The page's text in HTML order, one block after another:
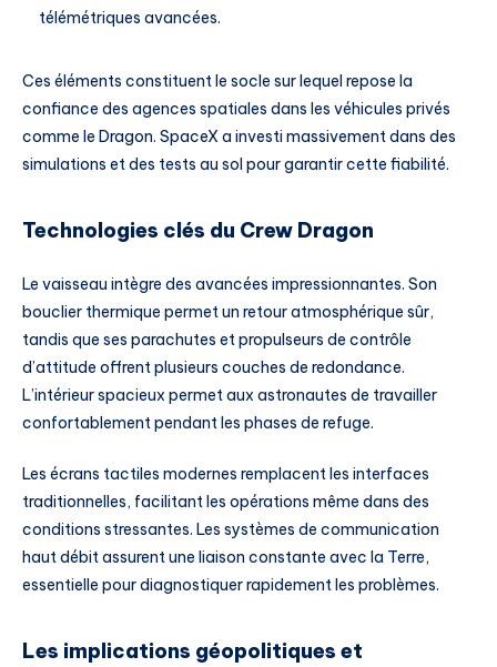
télémétriques avancées.
Ces éléments constituent le socle sur lequel repose la
confiance des agences spatiales dans les véhicules privés
comme le Dragon. SpaceX a investi massivement dans des
simulations et des tests au sol pour garantir cette fiabilité.
Technologies clés du Crew Dragon
Le vaisseau intègre des avancées impressionnantes. Son
bouclier thermique permet un retour atmosphérique sûr,
tandis que ses parachutes et propulseurs de contrôle
d’attitude offrent plusieurs couches de redondance.
L’intérieur spacieux permet aux astronautes de travailler
confortablement pendant les phases de refuge.
Les écrans tactiles modernes remplacent les interfaces
traditionnelles, facilitant les opérations même dans des
conditions stressantes. Les systèmes de communication
haut débit assurent une liaison constante avec la Terre,
essentielle pour diagnostiquer rapidement les problèmes.
Les implications géopolitiques et